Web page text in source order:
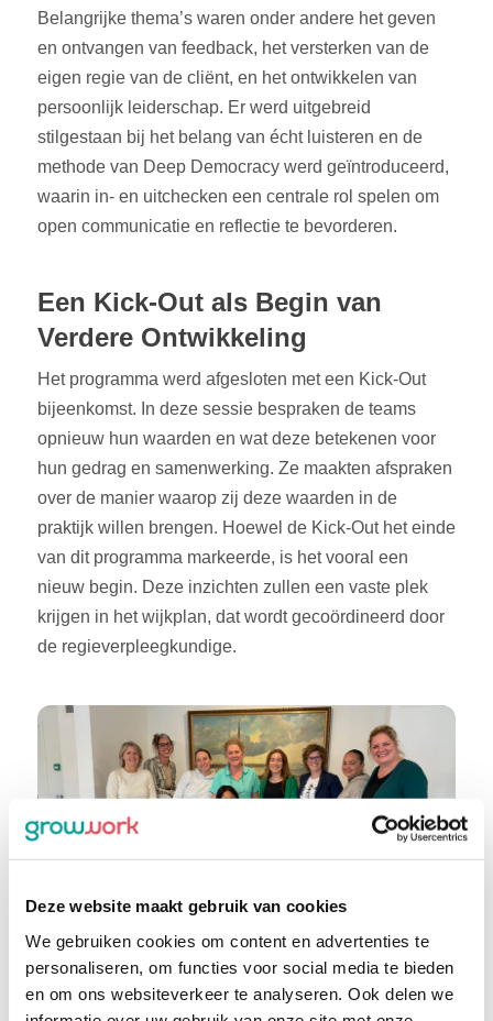
Deze website maakt gebruik van cookies
We gebruiken cookies om content en advertenties te
personaliseren, om functies voor social media te bieden
en om ons websiteverkeer te analyseren. Ook delen we
Belangrijke thema’s waren onder andere het geven
en ontvangen van feedback, het versterken van de
eigen regie van de cliënt, en het ontwikkelen van
persoonlijk leiderschap. Er werd uitgebreid
stilgestaan bij het belang van écht luisteren en de
methode van Deep Democracy werd geïntroduceerd,
waarin in- en uitchecken een centrale rol spelen om
open communicatie en reflectie te bevorderen.
Een Kick-Out als Begin van
Verdere Ontwikkeling
Het programma werd afgesloten met een Kick-Out
bijeenkomst. In deze sessie bespraken de teams
opnieuw hun waarden en wat deze betekenen voor
hun gedrag en samenwerking. Ze maakten afspraken
over de manier waarop zij deze waarden in de
praktijk willen brengen. Hoewel de Kick-Out het einde
van dit programma markeerde, is het vooral een
nieuw begin. Deze inzichten zullen een vaste plek
krijgen in het wijkplan, dat wordt gecoördineerd door
de regieverpleegkundige.